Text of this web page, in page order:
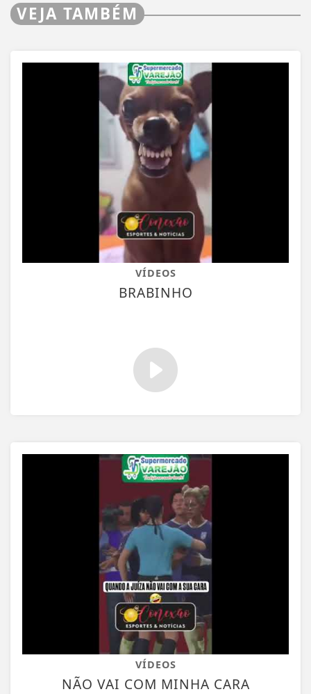
VEJA TAMBÉM
VÍDEOS
BRABINHO
VÍDEOS
NÃO VAI COM MINHA CARA